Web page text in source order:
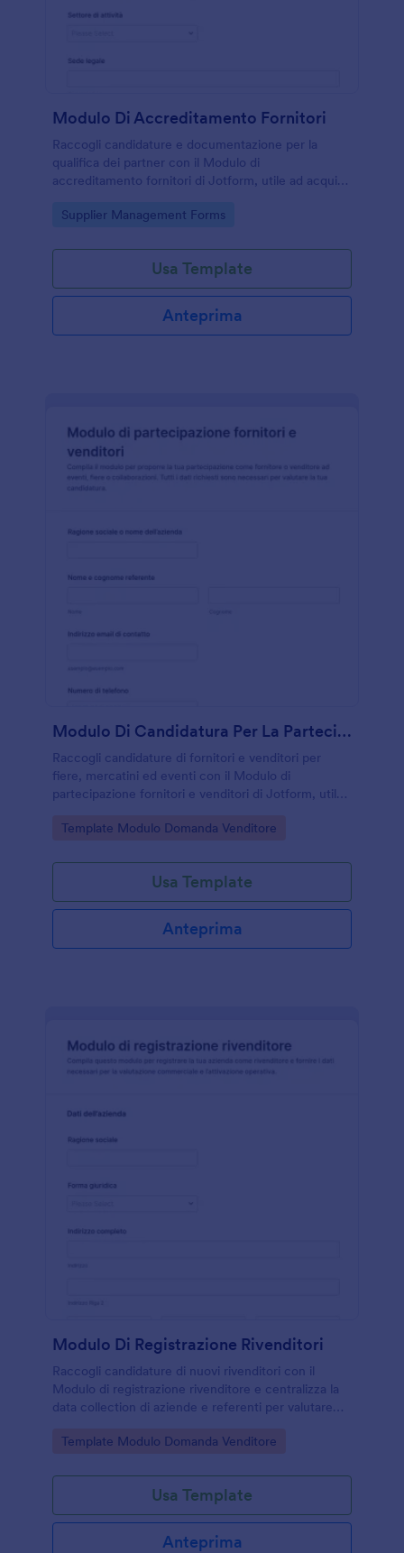
Modulo Di Accreditamento Fornitori
Raccogli candidature e documentazione per la
qualifica dei partner con il Modulo di
accreditamento fornitori di Jotform, utile ad acquisti
e gestire ogni risposta.
Go to Category:
Supplier Management Forms
Usa Template
Anteprima
Modulo Di Candidatura Per La Partecipazione Dei Fornitori
Raccogli candidature di fornitori e venditori per
fiere, mercatini ed eventi con il Modulo di
partecipazione fornitori e venditori di Jotform, utile
flusso di raccolta dati.
Go to Category:
Template Modulo Domanda Venditore
Usa Template
Anteprima
Modulo Di Registrazione Rivenditori
Raccogli candidature di nuovi rivenditori con il
Modulo di registrazione rivenditore e centralizza la
data collection di aziende e referenti per valutare
Jotform.
Go to Category:
Template Modulo Domanda Venditore
Usa Template
Anteprima